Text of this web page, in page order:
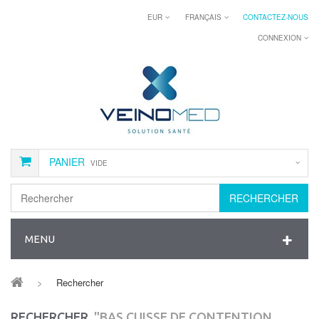
CONTACTEZ-NOUS
FRANÇAIS
EUR
CONNEXION
PANIER VIDE
RECHERCHER
MENU
> Rechercher